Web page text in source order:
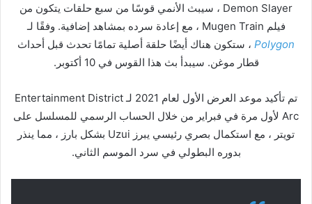
Demon Slayer ، سيبث الأنمي قوسًا من سبع حلقات يتكون من
فيلم Mugen Train ، مع إعادة سرده بمشاهد إضافية. وفقًا لـ
Polygon ، ستكون هناك أيضًا حلقة أصلية تمامًا تحدث قبل أحداث
قطار موغن. سيبدأ بث هذا القوس في 10 أكتوبر.
تم تأكيد موعد العرض الأول لعام 2021 لـ Entertainment District
Arc لأول مرة في فبراير من خلال الحساب الرسمي للمسلسل على
تويتر ، مع استكمال بصري رئيسي يبرز Uzui بشكل بارز ، مما ينذر
بدوره البطولي في سرد الموسم الثاني.